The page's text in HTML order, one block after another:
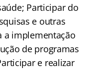
Participar do
e outras
a implementação
de programas
e realizar